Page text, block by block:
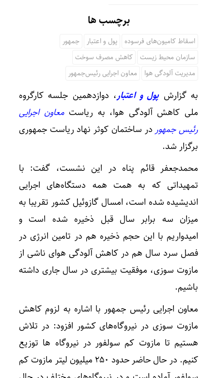
برچسب ها
اسقاط کامیون‌های فرسوده پول و اعتبار
جمهور
سازمان محیط زیست
کاهش مصرف سوخت
مدیریت آلودگی هوا
معاون اجرایی رئیس‌جمهور
به گزارش پول و اعتبار، دوازدهمین جلسه کارگروه
ملی کاهش آلودگی هوا، به ریاستمعاون اجرایی
رئیس جمهور در ساختمان کوثر نهاد ریاست جمهوری
برگزار شد.
محمدجعفر قائم پناه در این نشست، گفت: با
تمهیداتی که به همت همه دستگاه‌های اجرایی
اندیشیده شده است، امسال گازوئیل کشور تقریبا به
میزان سه برابر سال قبل ذخیره شده است و
امیدواریم با این حجم ذخیره هم در تامین انرژی در
فصل سرد سال هم در کاهش آلودگی هوای ناشی از
مازوت سوزی، موفقیت بیشتری در سال جاری داشته
باشیم.
معاون اجرایی رئیس جمهور با اشاره به لزوم کاهش
مازوت سوزی در نیروگاه‌های کشور افزود: در تلاش
هستیم تا مازوت کم سولفور در نیروگاه ها توزیع
کنیم. در حال حاضر حدود ۲۵۰ میلیون لیتر مازوت کم